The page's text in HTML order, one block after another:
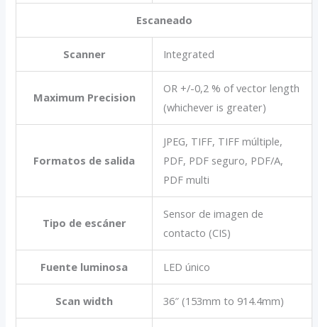
Escaneado
Scanner Integrated
Maximum Precision
OR +/-0,2 % of vector length
(whichever is greater)
Formatos de salida
JPEG, TIFF, TIFF múltiple,
PDF, PDF seguro, PDF/A,
PDF multi
Tipo de escáner
Sensor de imagen de
contacto (CIS)
Fuente luminosa LED único
Scan width 36″ (153mm to 914.4mm)